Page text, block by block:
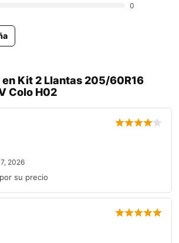
0
Kit 2 Llantas 205/60R16
Colo H02
2026
su precio